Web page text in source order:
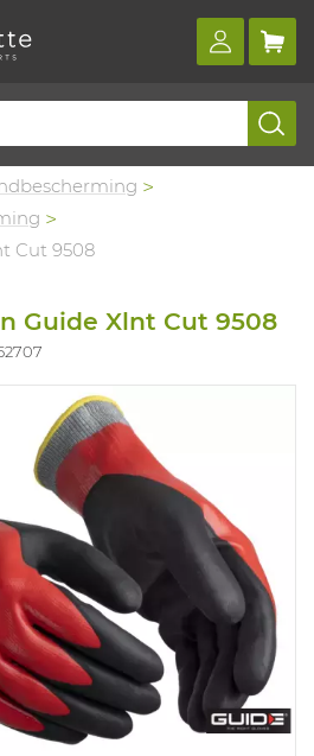
Cut 9508
Guide Xlnt Cut 9508